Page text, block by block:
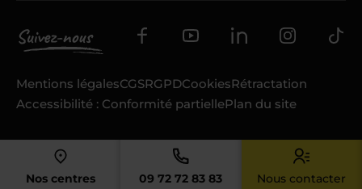
Nos centres 09 72 72 83 83 Nous contacter
Mentions légalesCGSRGPDCookiesRétractation
Accessibilité : Conformité partiellePlan du site